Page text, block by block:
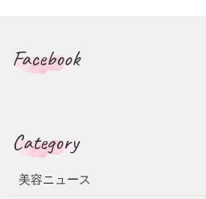
Facebook
Category
美容ニュース